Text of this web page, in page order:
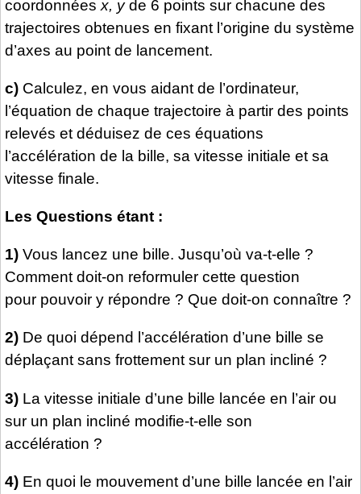
coordonnées x, yde 6 points sur chacune des
trajectoires obtenues en fixant l’origine du système
d’axes au point de lancement.
c) Calculez, en vous aidant de l’ordinateur,
l’équation de chaque trajectoire à partir des points
relevés et déduisez de ces équations
l’accélération de la bille, sa vitesse initiale et sa
vitesse finale.
Les Questions étant :
1) Vous lancez une bille. Jusqu’où va-t-elle ?
Comment doit-on reformuler cette question
pour pouvoir y répondre ? Que doit-on connaître ?
2) De quoi dépend l’accélération d’une bille se
déplaçant sans frottement sur un plan incliné ?
3) La vitesse initiale d’une bille lancée en l’air ou
sur un plan incliné modifie-t-elle son
accélération ?
4) En quoi le mouvement d’une bille lancée en l’air